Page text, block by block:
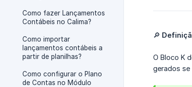
Como fazer Lançamentos
Contábeis no Calima?
Como importar
lançamentos contábeis a
partir de planilhas?
Como configurar o Plano
de Contas no Módulo
🔎
O Bloco K
gerados